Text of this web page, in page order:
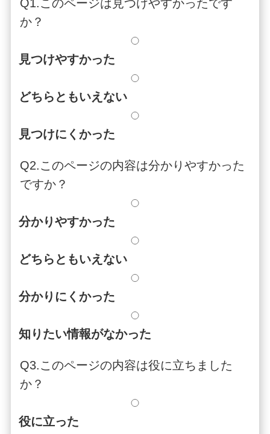
Q1.このページは見つけやすかったです
か？
見つけやすかった
どちらともいえない
見つけにくかった
Q2.このページの内容は分かりやすかった
ですか？
分かりやすかった
どちらともいえない
分かりにくかった
知りたい情報がなかった
Q3.このページの内容は役に立ちました
か？
役に立った